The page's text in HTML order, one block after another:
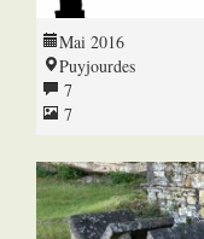
Mai 2016
Puyjourdes
7
7